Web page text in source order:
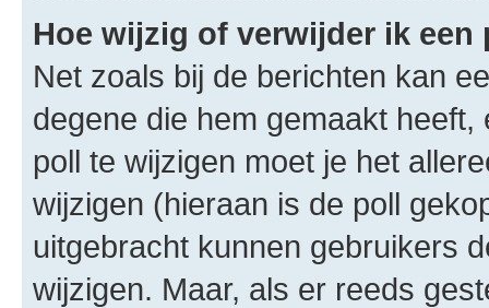
Hoe wijzig of verwijder ik een
Net zoals bij de berichten kan
degene die hem gemaakt
poll te wijzigen moet je het
wijzigen (hieraan is de poll
uitgebracht kunnen gebruikers
wijzigen. Maar, als er reeds